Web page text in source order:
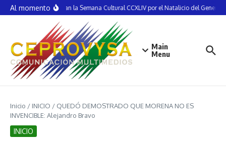
Saltar al contenido
Al momentoInauguran la Semana Cultural CCXLIV por el Natalicio del General
Main
Menu
Inicio / INICIO / QUEDÓ DEMOSTRADO QUE MORENA NO ES
INVENCIBLE: Alejandro Bravo
INICIO